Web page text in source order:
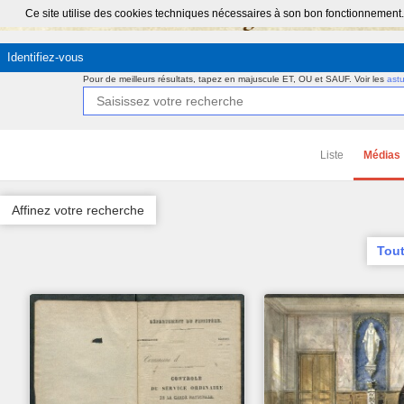
Ce site utilise des cookies techniques nécessaires à son bon
Identifiez-vous
Pour de meilleurs résultats, tapez en majuscule ET, OU et SAUF. Voir les
Liste Médias
Affinez votre recherche